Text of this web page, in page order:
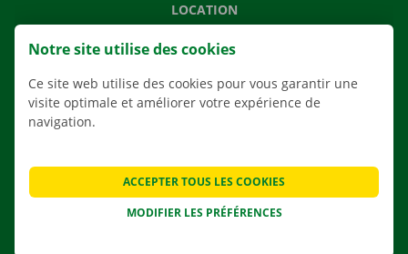
LOCATION
AGENCES
Notre site utilise des cookies
Ce site web utilise des cookies pour vous garantir une
visite optimale et améliorer votre expérience de
navigation.
MODIFIER LES PRÉFÉRENCES
ACCEPTER TOUS LES COOKIES